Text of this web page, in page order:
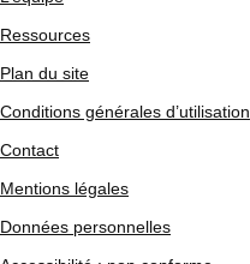
Ressources
Plan du site
Conditions générales d’utilisation
Contact
Mentions légales
Données personnelles